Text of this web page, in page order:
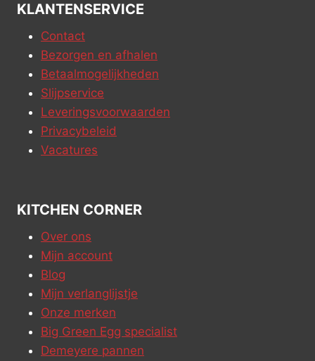
KLANTENSERVICE
Contact
Bezorgen en afhalen
Betaalmogelijkheden
Slijpservice
Leveringsvoorwaarden
Privacybeleid
Vacatures
KITCHEN CORNER
Over ons
Mijn account
Blog
Mijn verlanglijstje
Onze merken
Big Green Egg specialist
Demeyere pannen